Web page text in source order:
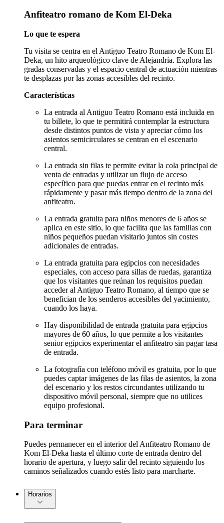
Anfiteatro romano de Kom El-Deka
Lo que te espera
Tu visita se centra en el Antiguo Teatro Romano de Kom El-
Deka, un hito arqueológico clave de Alejandría. Explora las
gradas conservadas y el espacio central de actuación mientras
te desplazas por las zonas accesibles del recinto.
Características
La entrada al Antiguo Teatro Romano está incluida en
tu billete, lo que te permitirá contemplar la estructura
desde distintos puntos de vista y apreciar cómo los
asientos semicirculares se centran en el escenario
central.
La entrada sin filas te permite evitar la cola principal de
venta de entradas y utilizar un flujo de acceso
específico para que puedas entrar en el recinto más
rápidamente y pasar más tiempo dentro de la zona del
anfiteatro.
La entrada gratuita para niños menores de 6 años se
aplica en este sitio, lo que facilita que las familias con
niños pequeños puedan visitarlo juntos sin costes
adicionales de entradas.
La entrada gratuita para egipcios con necesidades
especiales, con acceso para sillas de ruedas, garantiza
que los visitantes que reúnan los requisitos puedan
acceder al Antiguo Teatro Romano, al tiempo que se
benefician de los senderos accesibles del yacimiento,
cuando los haya.
Hay disponibilidad de entrada gratuita para egipcios
mayores de 60 años, lo que permite a los visitantes
senior egipcios experimentar el anfiteatro sin pagar tasa
de entrada.
La fotografía con teléfono móvil es gratuita, por lo que
puedes captar imágenes de las filas de asientos, la zona
del escenario y los restos circundantes utilizando tu
dispositivo móvil personal, siempre que no utilices
equipo profesional.
Para terminar
Puedes permanecer en el interior del Anfiteatro Romano de
Kom El-Deka hasta el último corte de entrada dentro del
horario de apertura, y luego salir del recinto siguiendo los
caminos señalizados cuando estés listo para marcharte.
Horarios